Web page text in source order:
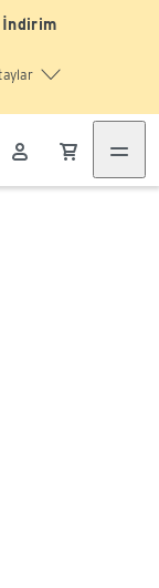
İndirim